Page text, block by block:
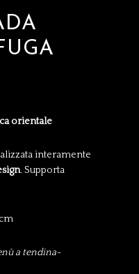
orientale
interamente
. Supporta
a tendina-